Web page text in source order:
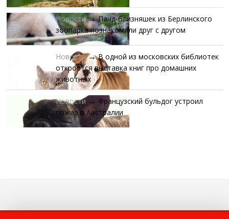
Новости → Панд-близняшек из Берлинского
зоопарка познакомили друг с другом
Новости → В одной из московских библиотек
откроется выставка книг про домашних
животных
Новости → Французский бульдог устроил
пожар в Австралии